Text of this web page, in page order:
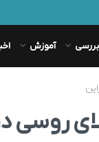
آموزش
روسی